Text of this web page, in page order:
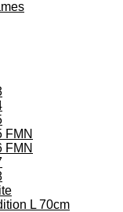
FMN
FMN
L 70cm